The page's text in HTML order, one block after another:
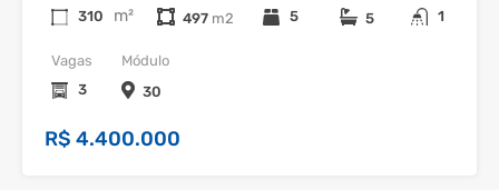
5
1
310
m²
Vagas
3
497
5
Módulo
30
R$ 4.400.000